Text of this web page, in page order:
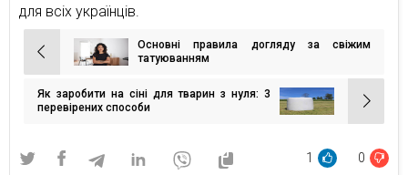
для всіх українців.
Навігація
записів
Основні правила догляду за свіжим
татуюванням
Як заробити на сіні для тварин з нуля: 3
перевірених способи
1 0